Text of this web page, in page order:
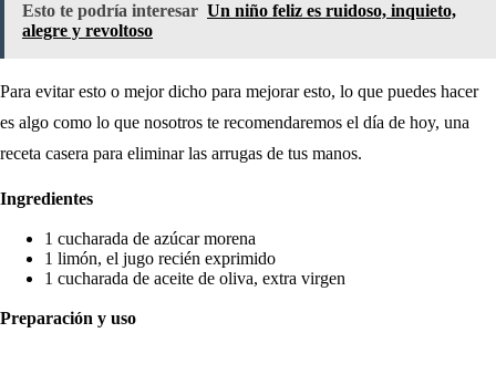
Esto te podría interesar Un niño feliz es ruidoso, inquieto,
alegre y revoltoso
Para evitar esto o mejor dicho para mejorar esto, lo que puedes hacer
es algo como lo que nosotros te recomendaremos el día de hoy, una
receta casera para eliminar las arrugas de tus manos.
Ingredientes
1 cucharada de azúcar morena
1 limón, el jugo recién exprimido
1 cucharada de aceite de oliva, extra virgen
Preparación y uso